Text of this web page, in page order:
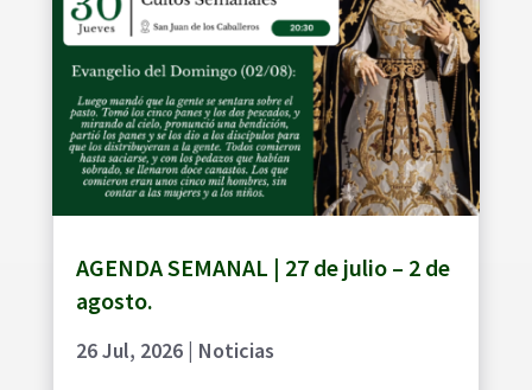
AGENDA SEMANAL | 27 de julio – 2 de
agosto.
26 Jul, 2026| Noticias